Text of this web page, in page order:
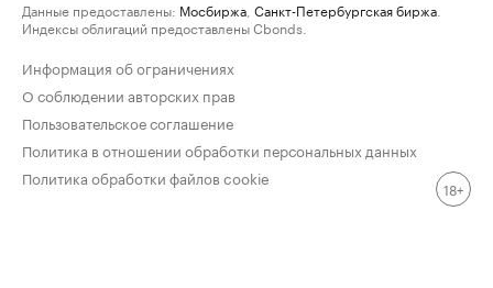
Данные предоставлены: Мосбиржа Санкт-Петербургская биржа
Индексы облигаций предоставлены Cbonds.
Информация об ограничениях
О соблюдении авторских прав
Пользовательское соглашение
Политика в отношении обработки персональных данных
Политика обработки файлов cookie
18+